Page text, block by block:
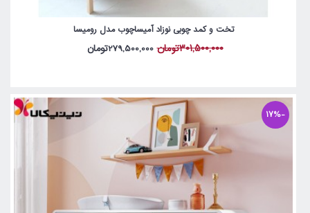
تخت و کمد چوبی نوزاد آمیساچوب مدل رومیسا
301,500,000تومان 279,500,000تومان
-17%